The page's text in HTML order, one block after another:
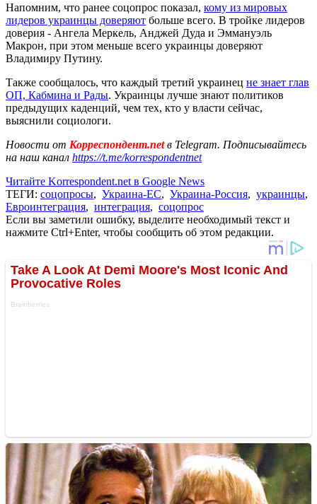
Напомним, что ранее соцопрос показал, кому из мировых
лидеров украинцы доверяют больше всего. В тройке лидеров
доверия - Ангела Меркель, Анджей Дуда и Эммануэль
Макрон, при этом меньше всего украинцы доверяют
Владимиру Путину.
Также сообщалось, что каждый третий украинец не знает глав
ОП, Кабмина и Рады. Украинцы лучше знают политиков
предыдущих каденций, чем тех, кто у власти сейчас,
выяснили социологи.
Новости от Корреспондент.netв Telegram. Подписывайтесь
на наш канал https://t.me/korrespondentnet
Читайте Korrespondent.net в Google News
ТЕГИ: соцопросы, Украина-ЕС, Украина-Россия, украинцы,
Евроинтеграция, интеграция, соцопрос
Если вы заметили ошибку, выделите необходимый текст и
нажмите Ctrl+Enter, чтобы сообщить об этом редакции.